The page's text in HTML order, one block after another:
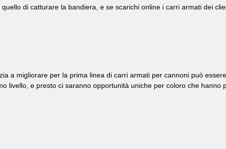
di catturare la bandiera, e se scarichi online i carri armati dei
a migliorare per la prima linea di carri armati per cannoni può
livello, e presto ci saranno opportunità uniche per coloro che hanno